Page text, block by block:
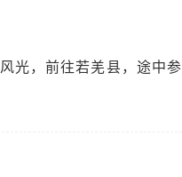
风光，前往若羌县，途中参